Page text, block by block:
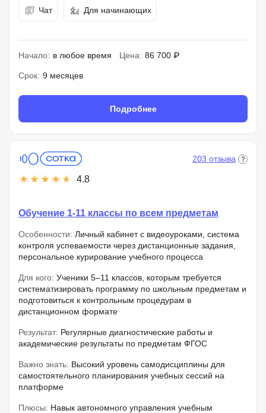
Чат Для начинающих
Начало: в любое время Цена: 86 700 ₽
Срок: 9 месяцев
Подробнее
4.8
203 отзыва
Обучение 1-11 классы по всем предметам
Особенности: Личный кабинет с видеоуроками, система
контроля успеваемости через дистанционные задания,
персональное курирование учебного процесса
Для кого: Ученики 5–11 классов, которым требуется
систематизировать программу по школьным предметам и
подготовиться к контрольным процедурам в
дистанционном формате
Результат: Регулярные диагностические работы и
академические результаты по предметам ФГОС
Важно знать: Высокий уровень самодисциплины для
самостоятельного планирования учебных сессий на
платформе
Плюсы: Навык автономного управления учебным